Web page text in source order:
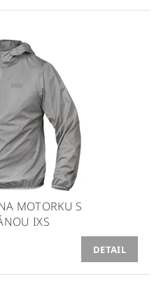
MOTORKU S
IXS
DETAIL